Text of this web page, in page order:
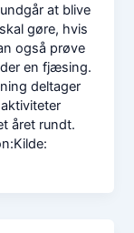
at blive
gøre, hvis
også prøve
en fjæsing.
deltager
året rundt.